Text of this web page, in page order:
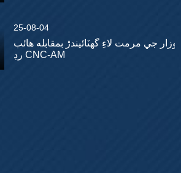
25-08-04
اوزار جي مرمت لاءِ گھٽائيندڙ بمقابله هائب
رڊ CNC-AM